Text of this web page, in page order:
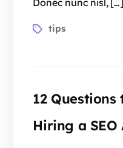
Donec nunc nisl, […]
tips
12 Questions
Hiring a SEO